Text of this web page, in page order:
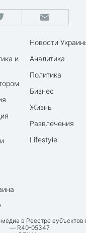
и
Новости
Аналитика
Политика
Бизнес
Жизнь
Развлечения
Lifestyle
в Реестре
— R40-05347